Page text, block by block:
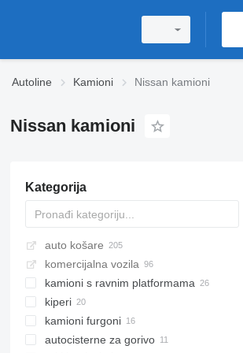
Autoline Kamioni Nissan kamioni
Nissan kamioni
Kategorija
auto košare
komercijalna vozila
kamioni s ravnim platformama
kiperi
kamioni furgoni
autocisterne za gorivo